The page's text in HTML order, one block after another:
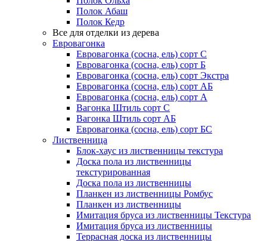
Полок Абаш
Полок Кедр
Все для отделки из дерева
Евровагонка
Евровагонка (сосна, ель) сорт С
Евровагонка (сосна, ель) сорт Б
Евровагонка (сосна, ель) сорт Экстра
Евровагонка (сосна, ель) сорт АБ
Евровагонка (сосна, ель) сорт А
Вагонка Штиль сорт С
Вагонка Штиль сорт АБ
Евровагонка (сосна, ель) сорт БС
Лиственница
Блок-хаус из лиственницы текстура
Доска пола из лиственницы
текстурированная
Доска пола из лиственницы
Планкен из лиственницы Ромбус
Планкен из лиственницы
Имитация бруса из лиственницы Текстура
Имитация бруса из лиственницы
Террасная доска из лиственницы